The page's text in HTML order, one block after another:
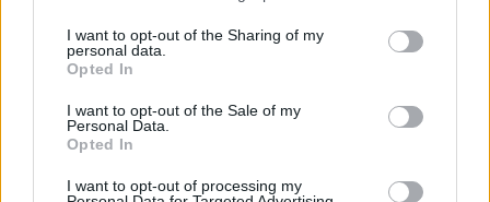
I want to opt-out of the Sharing of my
personal data.
Opted In
I want to opt-out of the Sale of my
Personal Data.
Opted In
I want to opt-out of processing my